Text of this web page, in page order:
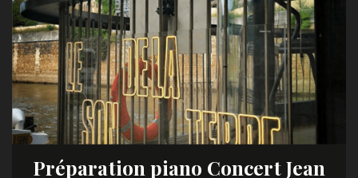
Préparation piano Concert Jean